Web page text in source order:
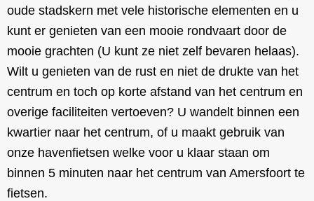
oude stadskern met vele historische elementen en u
kunt er genieten van een mooie rondvaart door de
mooie grachten (U kunt ze niet zelf bevaren helaas).
Wilt u genieten van de rust en niet de drukte van het
centrum en toch op korte afstand van het centrum en
overige faciliteiten vertoeven? U wandelt binnen een
kwartier naar het centrum, of u maakt gebruik van
onze havenfietsen welke voor u klaar staan om
binnen 5 minuten naar het centrum van Amersfoort te
fietsen.